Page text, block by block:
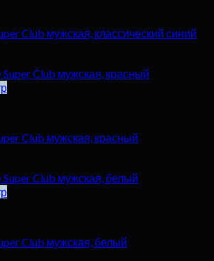
Club мужская, классический синий
Club мужская, красный
Club мужская, белый